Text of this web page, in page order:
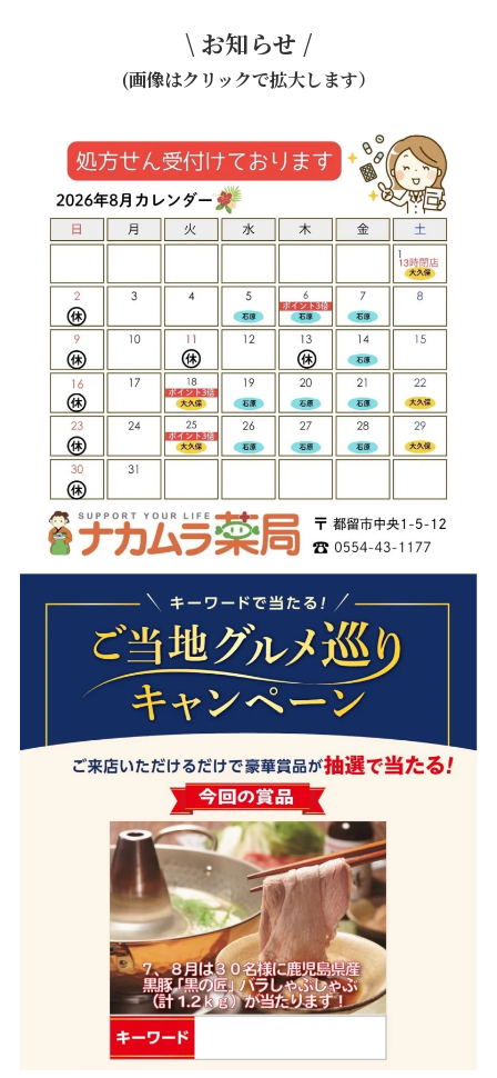
\ お知らせ /
(画像はクリックで拡大します）